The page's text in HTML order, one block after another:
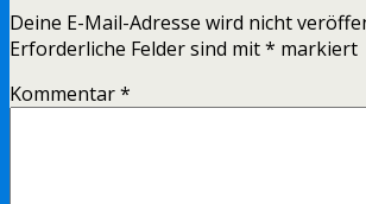
Deine E-Mail-Adresse wird nicht
Erforderliche Felder sind mit* markiert
Kommentar*